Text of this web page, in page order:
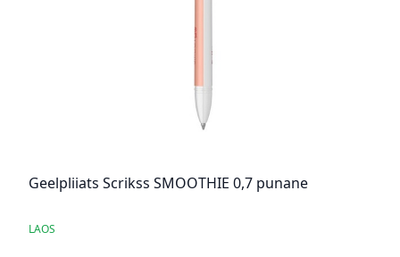
Geelpliiats Scrikss SMOOTHIE 0,7 punane
LAOS